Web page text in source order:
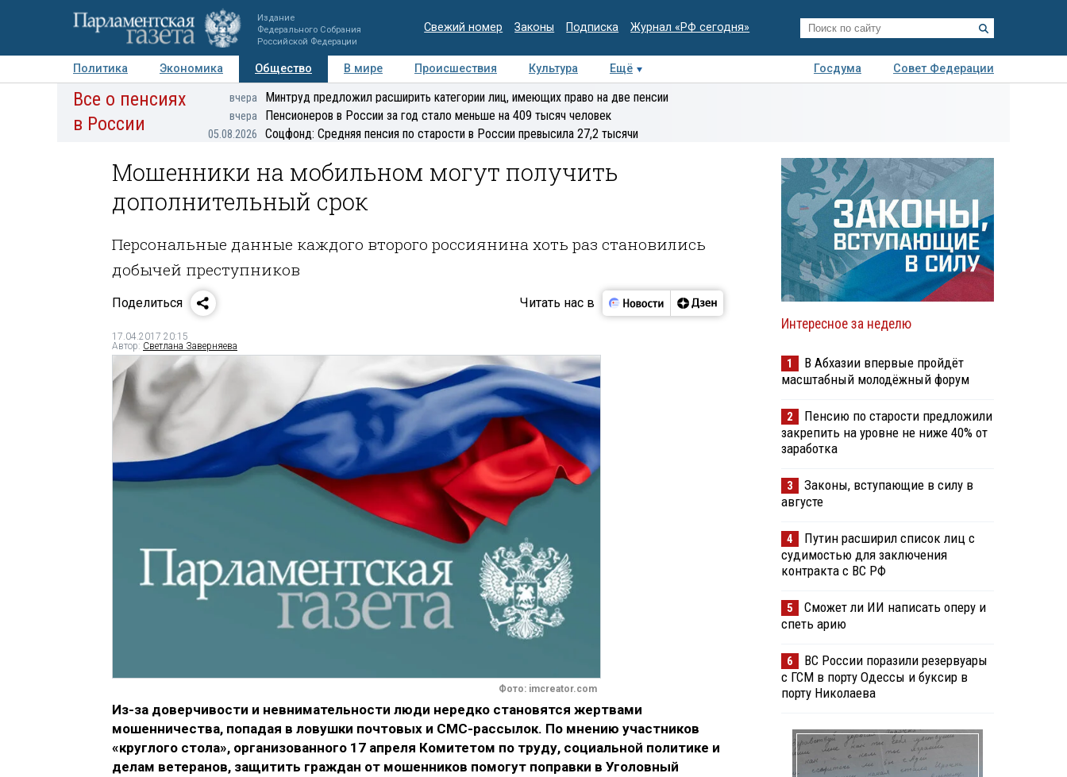
Издание
Федерального Собрания
Российской Федерации
Свежий номер Законы Подписка Журнал «РФ сегодня»
Политика Экономика Общество В мире Происшествия Культура Ещё Госдума
Совет Федерации
Авторы Персоны Мнения Регионы Медиацентр Интервью Колумнисты
Деловая
Все о пенсиях
в России
вчера Минтруд предложил расширить категории лиц, имеющих право на две пенсии
вчера Пенсионеров в России за год стало меньше на 409 тысяч человек
05.08.2026 Соцфонд: Средняя пенсия по старости в России превысила 27,2 тысячи
Мошенники на мобильном могут получить
дополнительный срок
Персональные данные каждого второго россиянина хоть раз становились
добычей преступников
Поделиться Читать нас в
17.04.2017 20:15
Автор: Светлана Заверняева
Фото: imcreator.com
Из-за доверчивости и невнимательности люди нередко становятся жертвами
мошенничества, попадая в ловушки почтовых и СМС-рассылок. По мнению участников
«круглого стола», организованного 17 апреля Комитетом по труду, социальной политике и
делам ветеранов, защитить граждан от мошенников помогут поправки в Уголовный
Интересное за неделю
1
В Абхазии впервые пройдёт
масштабный молодёжный форум
2
Пенсию по старости предложили
закрепить на уровне не ниже 40% от
заработка
3
Законы, вступающие в силу в
августе
4
Путин расширил список лиц с
судимостью для заключения
контракта с ВС РФ
5
Сможет ли ИИ написать оперу и
спеть арию
6
ВС России поразили резервуары
с ГСМ в порту Одессы и буксир в
порту Николаева